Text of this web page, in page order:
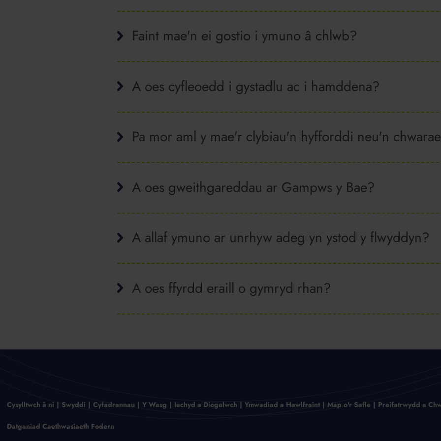
Faint mae'n ei gostio i ymuno â chlwb?
A oes cyfleoedd i gystadlu ac i hamddena?
Pa mor aml y mae'r clybiau'n hyfforddi neu'n
A oes gweithgareddau ar Gampws y Bae?
A allaf ymuno ar unrhyw adeg yn ystod y flwyddyn?
A oes ffyrdd eraill o gymryd rhan?
Cysylltwch â ni Swyddi Cyfadrannau Y Wasg Iechyd a Diogelwch Ymwadiad a Hawlfraint Map o'r Safle Preifatrwydd a
Datganiad Caethwasiaeth Fodern